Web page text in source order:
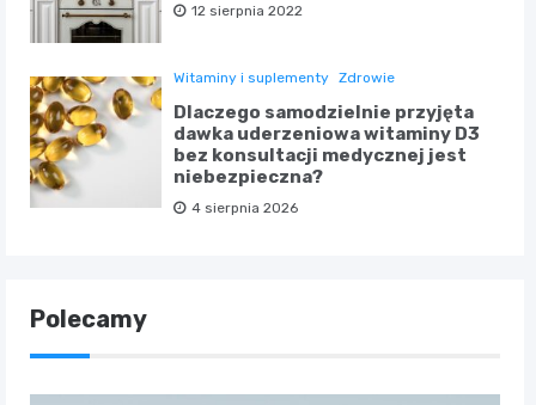
12 sierpnia 2022
Witaminy i suplementy Zdrowie
Dlaczego samodzielnie przyjęta
dawka uderzeniowa witaminy D3
bez konsultacji medycznej jest
niebezpieczna?
4 sierpnia 2026
Polecamy